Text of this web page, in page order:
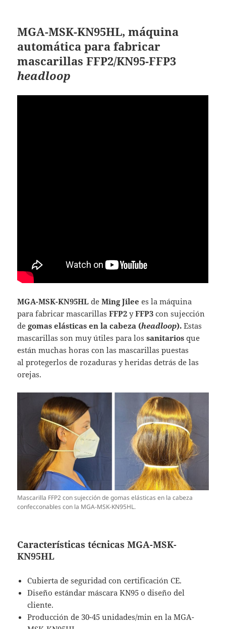
MGA-MSK-KN95HL, máquina
automática para fabricar
mascarillas FFP2/KN95-FFP3
headloop
MGA-MSK-KN95HL deMing Jilee es la máquina
para fabricar mascarillasFFP2 yFFP3 con sujección
degomas elásticas en la cabeza (headloop). Estas
mascarillas son muy útiles para lossanitarios que
están muchas horas con las mascarillas puestas
al protegerlos de rozaduras y heridas detrás de las
orejas.
Mascarilla FFP2 con sujección de gomas elásticas en la cabeza
confecconables con la MGA-MSK-KN95HL.
Características técnicas MGA-MSK-
KN95HL
Cubierta de seguridad con certificación CE.
Diseño estándar máscara KN95 o diseño del
cliente.
Producción de 30-45 unidades/min en la MGA-